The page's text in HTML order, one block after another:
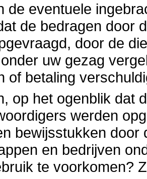
de eventuele
de bedragen door
door de
uw gezag
of betaling
op het ogenblik dat
werden
bewijsstukken door
en bedrijven
te voorkomen?